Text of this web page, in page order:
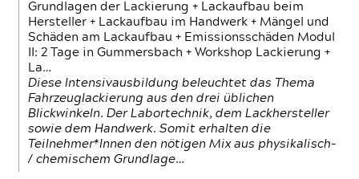
Grundlagen der Lackierung + Lackaufbau beim
Hersteller + Lackaufbau im Handwerk + Mängel und
Schäden am Lackaufbau + Emissionsschäden Modul
II: 2 Tage in Gummersbach + Workshop Lackierung +
La…
Diese Intensivausbildung beleuchtet das Thema
Fahrzeuglackierung aus den drei üblichen
Blickwinkeln. Der Labortechnik, dem Lackhersteller
sowie dem Handwerk. Somit erhalten die
Teilnehmer*Innen den nötigen Mix aus physikalisch-
/ chemischem Grundlage…